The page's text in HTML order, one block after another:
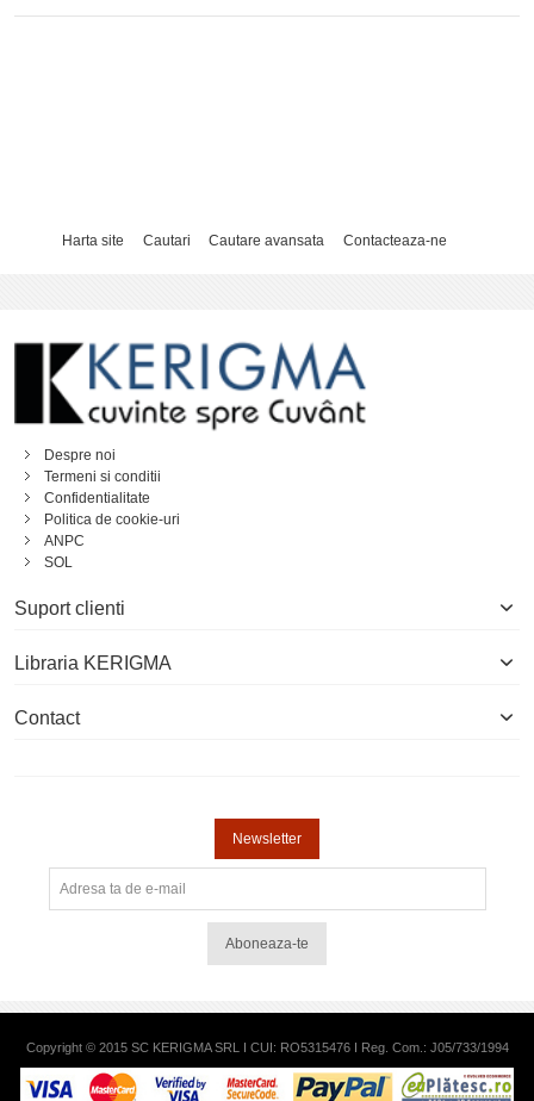
Harta site Cautari Cautare avansata Contacteaza-ne
Despre noi
Termeni si conditii
Confidentialitate
Politica de cookie-uri
ANPC
SOL
Suport clienti
Libraria KERIGMA
Contact
Newsletter
Aboneaza-te
Copyright © 2015 SC KERIGMA SRL I CUI: RO5315476 I Reg. Com.: J05/733/1994